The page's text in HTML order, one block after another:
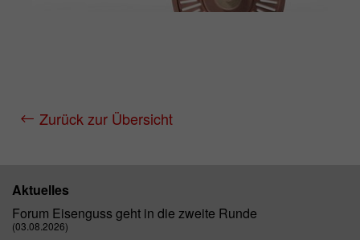
Zurück zur Übersicht
Aktuelles
Forum Eisenguss geht in die zweite Runde
(03.08.2026)